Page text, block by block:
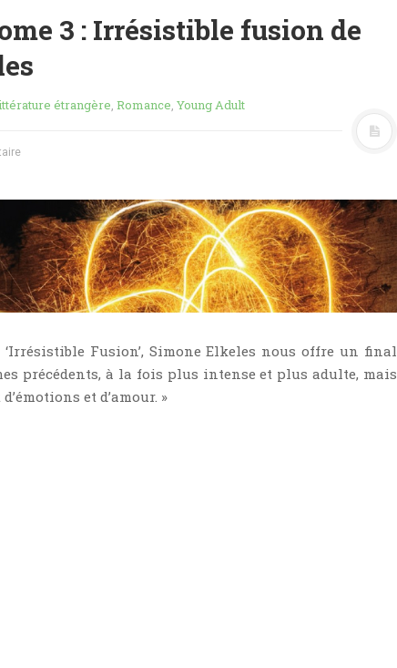
3 : Irrésistible fusion de
étrangère, Romance, Young Adult
‘Irrésistible Fusion’, Simone Elkeles nous offre un final
précédents, à la fois plus intense et plus adulte, mais
et d’amour. »